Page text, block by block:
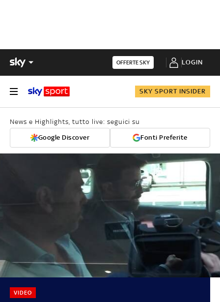
OFFERTE SKY LOGIN
SKY SPORT INSIDER
News e Highlights, tutto live: seguici su
Google Discover Fonti Preferite
VIDEO